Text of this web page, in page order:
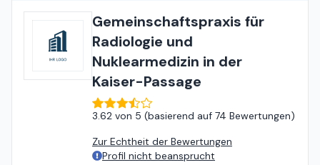
Gemeinschaftspraxis für
Radiologie und
Nuklearmedizin in der
Kaiser-Passage
3.62 von 5 (basierend auf 74 Bewertungen)
Zur Echtheit der Bewertungen
Profil nicht beansprucht